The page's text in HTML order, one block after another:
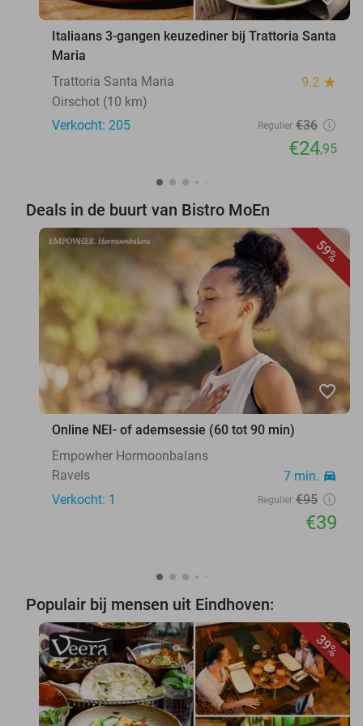
Italiaans 3-gangen keuzediner bij Trattoria Santa
Maria
Trattoria Santa Maria
9.2 star
Oirschot (10 km)
Verkocht: 205
Regulier €36
€24,95
Deals in de buurt van Bistro MoEn
59%
favorite_border
Online NEI- of ademsessie (60 tot 90 min)
Empowher Hormoonbalans
Ravels
7 min. directions_car
Verkocht: 1 Regulier €95
€39
Populair bij mensen uit Eindhoven:
39%